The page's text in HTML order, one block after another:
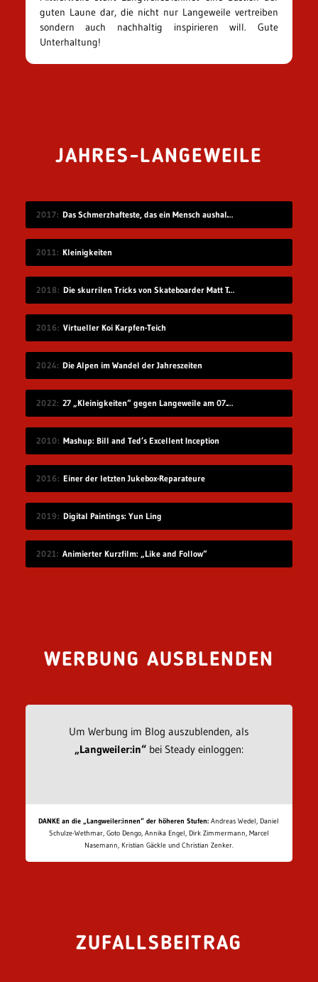
guten Laune dar, die nicht nur Langeweile vertreiben
sondern auch nachhaltig inspirieren will. Gute
Unterhaltung!
JAHRES-LANGEWEILE
2017 Das Schmerzhafteste, das ein Mensch aushalten kann
2011 Kleinigkeiten
2018 Die skurrilen Tricks von Skateboarder Matt Tomasello
2016 Virtueller Koi Karpfen-Teich
2024 Die Alpen im Wandel der Jahreszeiten
2022 27 „Kleinigkeiten“ gegen Langeweile am 07.08.2022
2010 Mashup: Bill and Ted’s Excellent Inception
2016 Einer der letzten Jukebox-Reparateure
2019 Digital Paintings: Yun Ling
2021 Animierter Kurzfilm: „Like and Follow“
WERBUNG AUSBLENDEN
Um Werbung im Blog auszublenden, als
„Langweiler:in“bei Steady einloggen:
DANKE an die „Langweiler:innen“ der höheren Stufen: Andreas Wedel, Daniel
Schulze-Wethmar, Goto Dengo, Annika Engel, Dirk Zimmermann, Marcel
Nasemann, Kristian Gäckle und Christian Zenker.
ZUFALLSBEITRAG